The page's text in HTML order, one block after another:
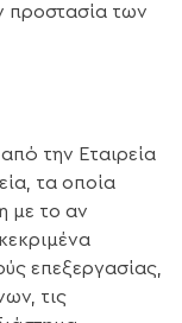
προστασία των
την Εταιρεία
τα οποία
με το αν
επεξεργασίας,
τις